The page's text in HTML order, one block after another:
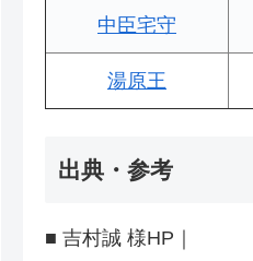
中臣宅守
湯原王
出典・参考
■ 吉村誠 様HP｜